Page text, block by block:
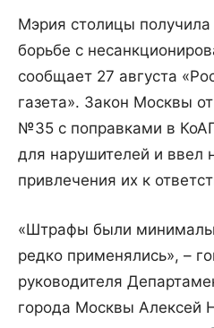
Мэрия столицы
борьбе с
сообщает 27 августа
газета». Закон Москвы
№35 с поправками в
для нарушителей и ввел
привлечения их к
«Штрафы были
редко применялись», –
руководителя
города Москвы Алексей